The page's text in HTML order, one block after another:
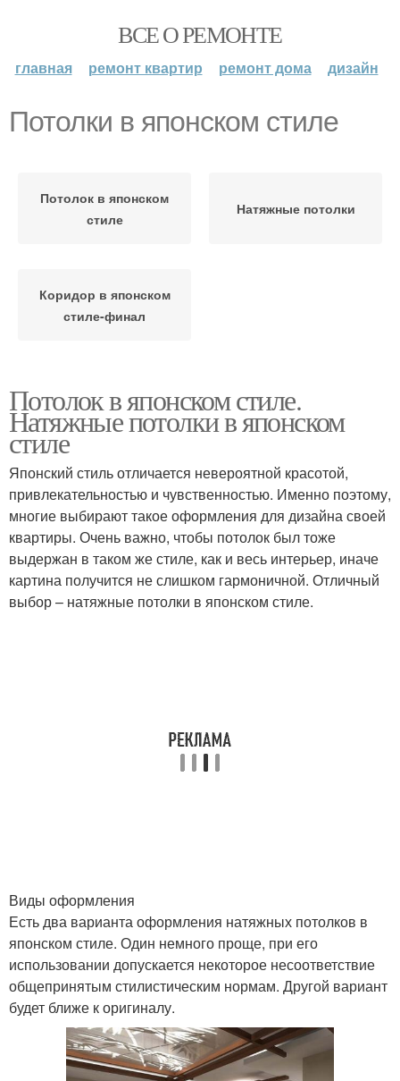
ВСЕ О РЕМОНТЕ
главная ремонт квартир ремонт дома дизайн
Потолки в японском стиле
Потолок в японском
стиле
Натяжные потолки
Коридор в японском
стиле-финал
Потолок в японском стиле.
Натяжные потолки в японском
стиле
Японский стиль отличается невероятной красотой,
привлекательностью и чувственностью. Именно поэтому,
многие выбирают такое оформления для дизайна своей
квартиры. Очень важно, чтобы потолок был тоже
выдержан в таком же стиле, как и весь интерьер, иначе
картина получится не слишком гармоничной. Отличный
выбор – натяжные потолки в японском стиле.
Виды оформления
Есть два варианта оформления натяжных потолков в
японском стиле. Один немного проще, при его
использовании допускается некоторое несоответствие
общепринятым стилистическим нормам. Другой вариант
будет ближе к оригиналу.